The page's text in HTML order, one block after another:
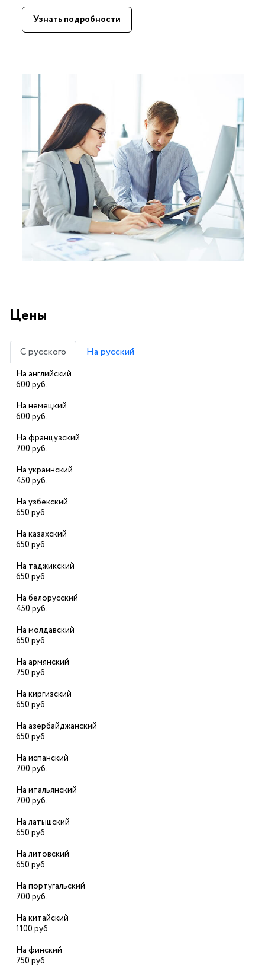
Узнать подробности
Цены
С русского На русский
На английский
600 руб.
На немецкий
600 руб.
На французский
700 руб.
На украинский
450 руб.
На узбекский
650 руб.
На казахский
650 руб.
На таджикский
650 руб.
На белорусский
450 руб.
На молдавский
650 руб.
На армянский
750 руб.
На киргизский
650 руб.
На азербайджанский
650 руб.
На испанский
700 руб.
На итальянский
700 руб.
На латышский
650 руб.
На литовский
650 руб.
На португальский
700 руб.
На китайский
1100 руб.
На финский
750 руб.